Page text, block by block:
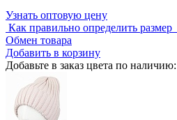
Узнать оптовую цену
Как правильно определить размер
Обмен товара
Добавить в корзину
Добавьте в заказ цвета по наличию: